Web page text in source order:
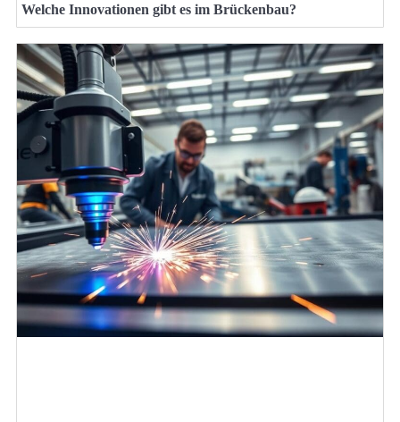
Welche Innovationen gibt es im Brückenbau?